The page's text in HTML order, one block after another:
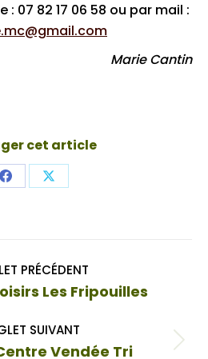
07 82 17 06 58 ou par mail :
Marie Cantin
cet article
Share Share
PRÉCÉDENT
Onglet
Les Fripouilles
SUIVANT
OngletVendée Tri